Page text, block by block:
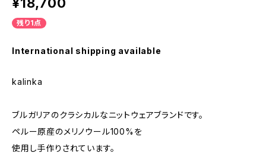
残り1点
International shipping available
kalinka
ブルガリアのクラシカルなニットウェアブランドです。
ペルー原産のメリノウール100%を
使用し手作りされています。